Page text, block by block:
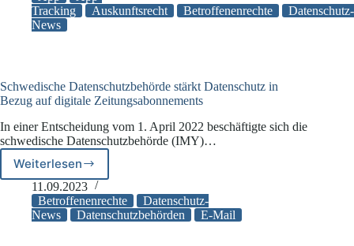
Tracking
Auskunftsrecht Betroffenenrechte
Datenschutz-
News
Schwedische Datenschutzbehörde stärkt Datenschutz in
Bezug auf digitale Zeitungsabonnements
In einer Entscheidung vom 1. April 2022 beschäftigte sich die
schwedische Datenschutzbehörde (IMY)…
WeiterlesenSchwedische
Datenschutzbehörde
stärkt
Datenschutz
11.09.2023
Betroffenenrechte
Datenschutz-
News
Datenschutzbehörden E-Mail